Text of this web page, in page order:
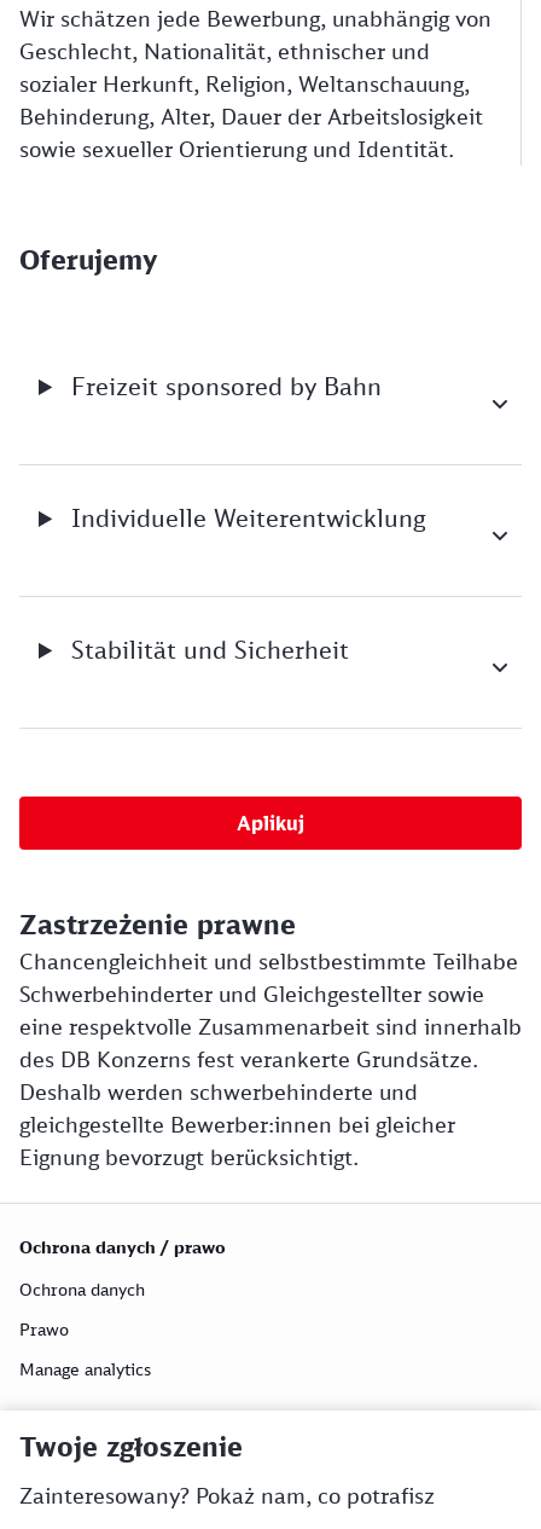
Wir schätzen jede Bewerbung, unabhängig von
Geschlecht, Nationalität, ethnischer und
sozialer Herkunft, Religion, Weltanschauung,
Behinderung, Alter, Dauer der Arbeitslosigkeit
sowie sexueller Orientierung und Identität.
Twoje zgłoszenie
Zainteresowany? Pokaż nam, co potrafisz
Oferujemy
Freizeit sponsored by Bahn
Individuelle Weiterentwicklung
Stabilität und Sicherheit
Aplikuj
Zastrzeżenie prawne
Chancengleichheit und selbstbestimmte Teilhabe
Schwerbehinderter und Gleichgestellter sowie
eine respektvolle Zusammenarbeit sind innerhalb
des DB Konzerns fest verankerte Grundsätze.
Deshalb werden schwerbehinderte und
gleichgestellte Bewerber:innen bei gleicher
Eignung bevorzugt berücksichtigt.
Ochrona danych / prawo
Ochrona danych
Prawo
Manage analytics